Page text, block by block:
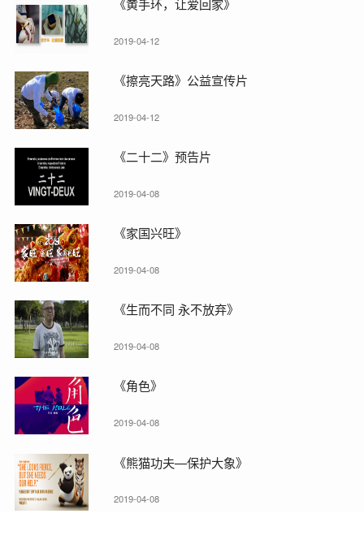
《黄手环，让爱回家》
2019-04-12
《擦亮天路》公益宣传片
2019-04-12
《二十二》预告片
2019-04-08
《家国兴旺》
2019-04-08
《生而不同 永不放弃》
2019-04-08
《角色》
2019-04-08
《熊猫功夫—保护大象》
2019-04-08